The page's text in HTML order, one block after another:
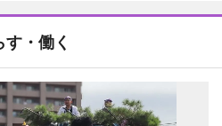
す・働く